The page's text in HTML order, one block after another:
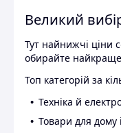
Великий
Тут найнижчі ціни
обирайте
Топ категорій за
Техніка й
Товари для дому